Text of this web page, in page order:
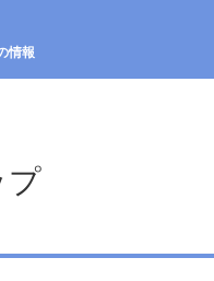
情報
プ